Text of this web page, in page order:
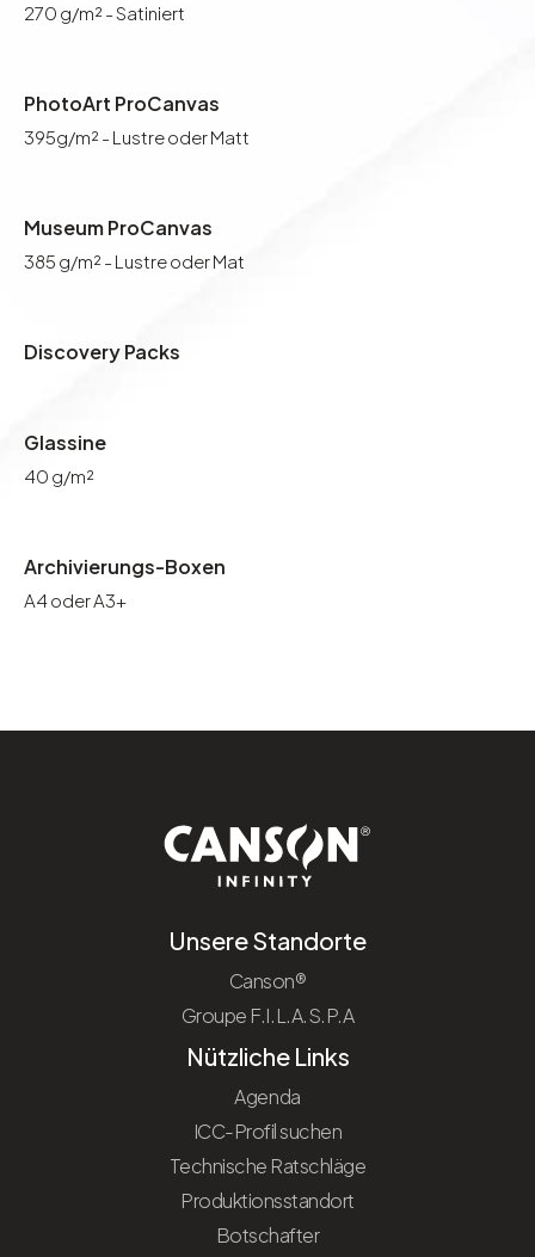
270 g/m² - Satiniert
PhotoArt ProCanvas
395g/m² - Lustre oder Matt
Museum ProCanvas
385 g/m² - Lustre oder Mat
Discovery Packs
Glassine
40 g/m²
Archivierungs-Boxen
A4 oder A3+
Unsere Standorte
Canson®
Groupe F.I.L.A.S.P.A
Nützliche Links
Agenda
ICC-Profil suchen
Technische Ratschläge
Produktionsstandort
Botschafter